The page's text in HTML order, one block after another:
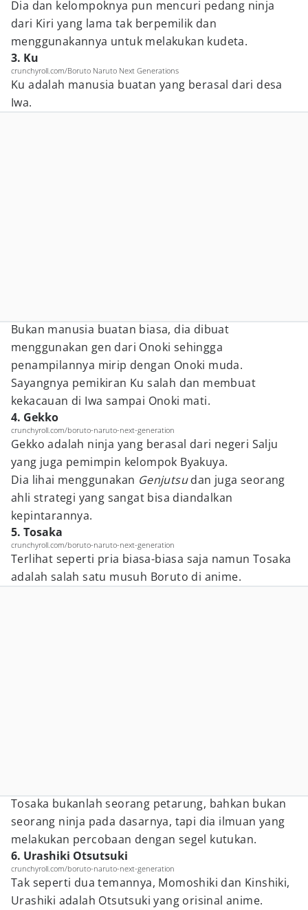
Dia dan kelompoknya pun mencuri pedang ninja
dari Kiri yang lama tak berpemilik dan
menggunakannya untuk melakukan kudeta.
3. Ku
crunchyroll.com/Boruto Naruto Next Generations
Ku adalah manusia buatan yang berasal dari desa
Iwa.
Bukan manusia buatan biasa, dia dibuat
menggunakan gen dari Onoki sehingga
penampilannya mirip dengan Onoki muda.
Sayangnya pemikiran Ku salah dan membuat
kekacauan di Iwa sampai Onoki mati.
4. Gekko
crunchyroll.com/boruto-naruto-next-generation
Gekko adalah ninja yang berasal dari negeri Salju
yang juga pemimpin kelompok Byakuya.
Dia lihai menggunakan Genjutsudan juga seorang
ahli strategi yang sangat bisa diandalkan
kepintarannya.
5. Tosaka
crunchyroll.com/boruto-naruto-next-generation
Terlihat seperti pria biasa-biasa saja namun Tosaka
adalah salah satu musuh Boruto di anime.
Tosaka bukanlah seorang petarung, bahkan bukan
seorang ninja pada dasarnya, tapi dia ilmuan yang
melakukan percobaan dengan segel kutukan.
6. Urashiki Otsutsuki
crunchyroll.com/boruto-naruto-next-generation
Tak seperti dua temannya, Momoshiki dan Kinshiki,
Urashiki adalah Otsutsuki yang orisinal anime.